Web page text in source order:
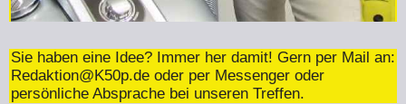
Sie haben eine Idee? Immer her damit! Gern per Mail an:
Redaktion@K50p.de oder per Messenger oder
persönliche Absprache bei unseren Treffen.